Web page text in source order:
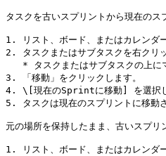
タスクを古いスプリントから現在のス
1. リスト、ボード、またはカレンダ
2. タスクまたはサブタスクを右クリッ
3. 「移動」をクリックします。
4. \[現在のSprintに移動] を選択し
5. タスクは現在のスプリントに移動
元の場所を保持したまま、古いスプリ
1. リスト、ボード、またはカレンダ